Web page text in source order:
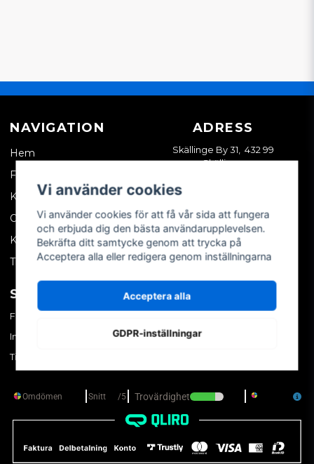
NAVIGATION
Hem
Företagskund
Kontakta oss
Om oss
Köpvillkor
Tips & trix
ADRESS
Skällinge By 31, 432 99
Skällinge
SOCIALA MEDIER
Facebook
Instagram
TikTok
MITT KONTO
Skapa konto
Vi använder cookies
Vi använder cookies för att få vår sida att fungera
och erbjuda dig den bästa användarupplevelsen.
Bekräfta ditt samtycke genom att trycka på
Acceptera alla eller redigera genom inställningarna
Acceptera alla
GDPR-inställningar